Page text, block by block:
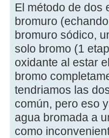
El método de dos
bromuro
bromuro sódico,
solo bromo (1
oxidante al estar
bromo
tendriamos las
común, pero eso
agua bromada a
como